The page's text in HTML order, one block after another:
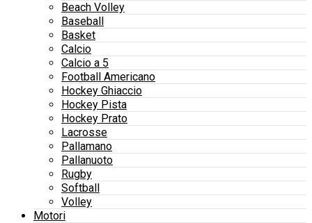
Beach Volley
Baseball
Basket
Calcio
Calcio a 5
Football Americano
Hockey Ghiaccio
Hockey Pista
Hockey Prato
Lacrosse
Pallamano
Pallanuoto
Rugby
Softball
Volley
Motori